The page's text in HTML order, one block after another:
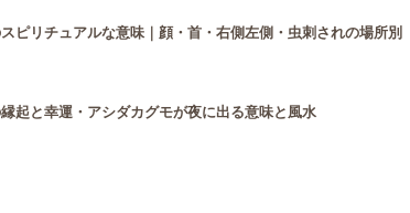
ピリチュアルな意味｜顔・首・右側左側・虫刺されの場所別
起と幸運・アシダカグモが夜に出る意味と風水